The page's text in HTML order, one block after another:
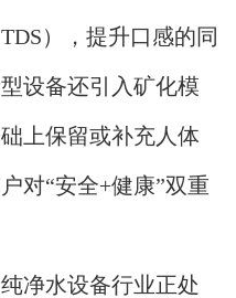
），提升口感的同
设备还引入矿化模
上保留或补充人体
对“安全+健康”双重
净水设备行业正处